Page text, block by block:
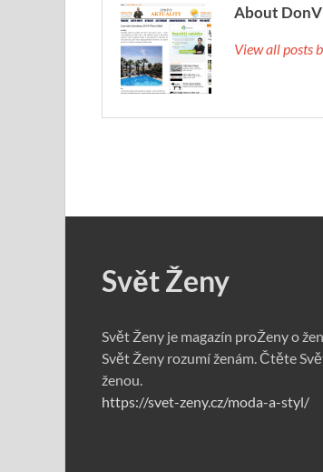
About
View all posts
Svět Ženy
Svět Ženy je magazín proŽeny o
Svět Ženy rozumí ženám. Čtěte
ženou.
https://svet-zeny.cz/moda-a-styl/